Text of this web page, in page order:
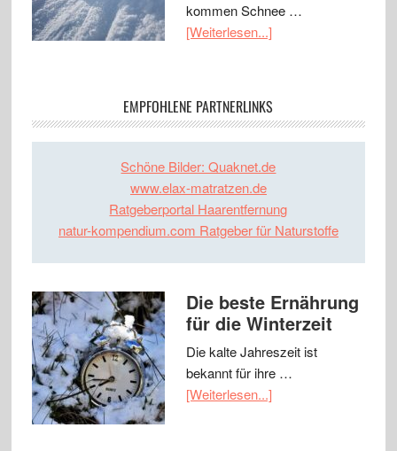
kommen Schnee …
[Weiterlesen...]
EMPFOHLENE PARTNERLINKS
Schöne Bilder: Quaknet.de
www.elax-matratzen.de
Ratgeberportal Haarentfernung
natur-kompendium.com Ratgeber für Naturstoffe
Die beste Ernährung
für die Winterzeit
Die kalte Jahreszeit ist
bekannt für ihre …
[Weiterlesen...]